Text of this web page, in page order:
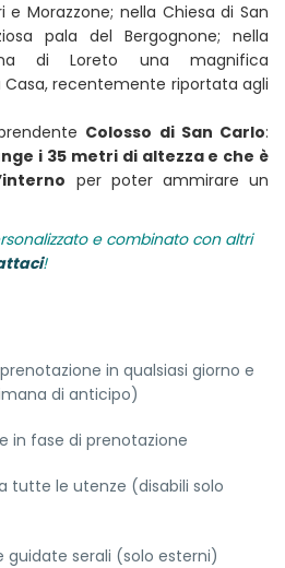
e Morazzone; nella Chiesa di San
pala del Bergognone; nella
di Loreto una magnifica
Casa, recentemente riportata agli
Colosso di San Carlo:
i 35 metri di altezza e che è
per poter ammirare un
e combinato con altri
!
in qualsiasi giorno e
di anticipo)
in fase di prenotazione
tutte le utenze (disabili solo
guidate serali (solo esterni)